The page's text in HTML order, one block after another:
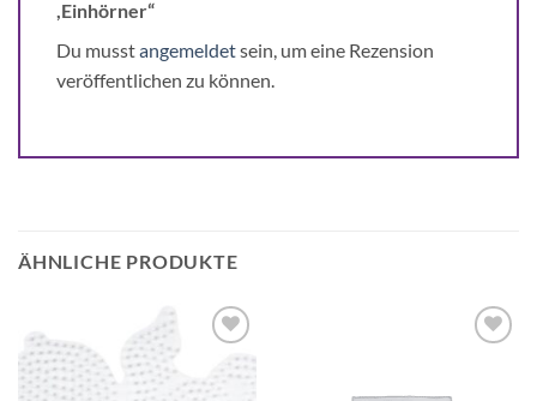
,Einhörner“
Du musstangemeldetsein, um eine Rezension
veröffentlichen zu können.
ÄHNLICHE PRODUKTE
Auf die
Wunschliste